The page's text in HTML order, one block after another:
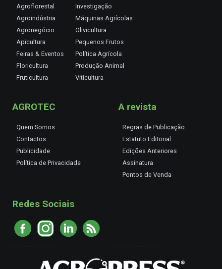
Agroflorestal
Agroindústria
Agronegócio
Apicultura
Feiras & Eventos
Floricultura
Fruticultura
Investigação
Máquinas Agrícolas
Olivicultura
Pequenos Frutos
Política Agrícola
Produção Animal
Viticultura
AGROTEC
Quem Somos
Contactos
Publicidade
Política de Privacidade
A revista
Regras de Publicação
Estatuto Editorial
Edições Anteriores
Assinatura
Pontos de Venda
Redes Sociais